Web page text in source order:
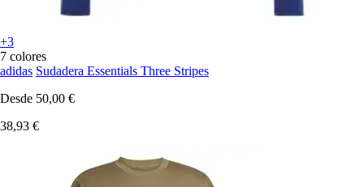
+3
7 colores
adidas Sudadera Essentials Three Stripes
Desde 50,00 €
38,93 €